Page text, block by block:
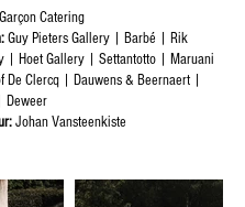
Catering
Guy Pieters Gallery | Barbé | Rik
| Hoet Gallery | Settantotto | Maruani
De Clercq | Dauwens & Beernaert |
Deweer
Johan Vansteenkiste